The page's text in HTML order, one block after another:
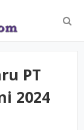
PT
2024